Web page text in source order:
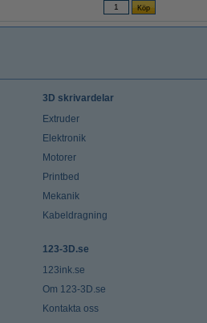
3D skrivardelar
Extruder
Elektronik
Motorer
Printbed
Mekanik
Kabeldragning
123-3D.se
123ink.se
Om 123-3D.se
Kontakta oss